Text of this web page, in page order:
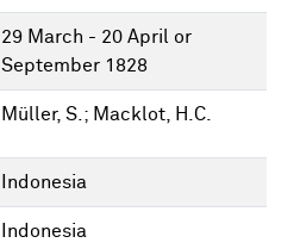
29 March - 20 April or
September 1828
Müller, S.; Macklot, H.C.
Indonesia
Indonesia